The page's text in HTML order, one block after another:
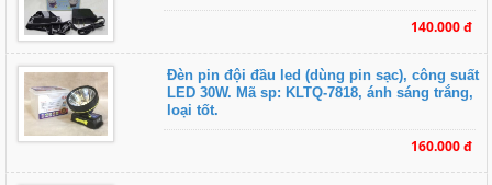
140.000 đ
Đèn pin đội đầu led (dùng pin sạc), công suất
LED 30W. Mã sp: KLTQ-7818, ánh sáng trắng,
loại tốt.
160.000 đ